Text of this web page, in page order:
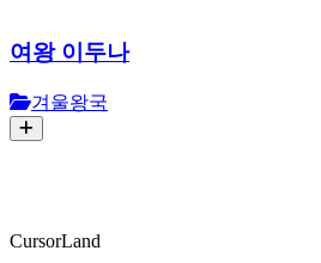
여왕 이두나
겨울왕국
CursorLand